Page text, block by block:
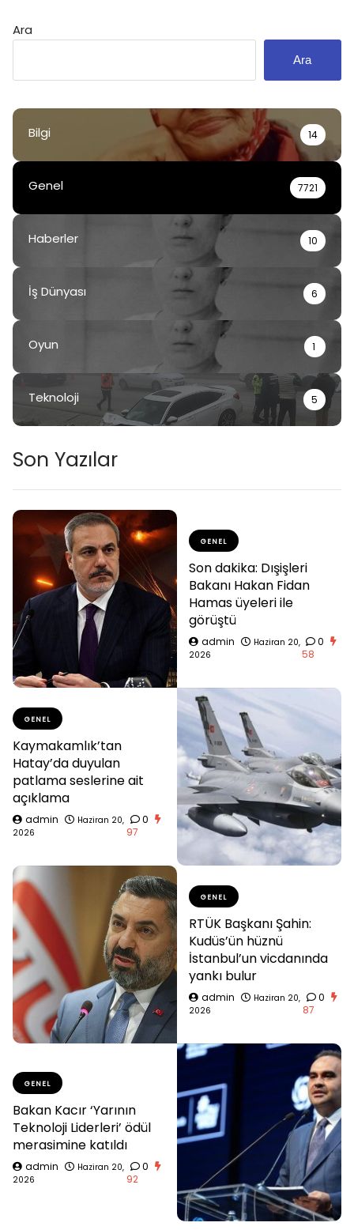
Ara
Ara
Bilgi 14
Genel 7721
Haberler 10
İş Dünyası 6
Oyun 1
Teknoloji 5
Son Yazılar
GENEL
Son dakika: Dışişleri
Bakanı Hakan Fidan
Hamas üyeleri ile
görüştü
admin
Haziran 20,
2026
0
58
GENEL
Kaymakamlık’tan
Hatay’da duyulan
patlama seslerine ait
açıklama
admin
Haziran 20,
2026
0
97
GENEL
RTÜK Başkanı Şahin:
Kudüs’ün hüznü
İstanbul’un vicdanında
yankı bulur
admin
Haziran 20,
2026
0
87
GENEL
Bakan Kacır ‘Yarının
Teknoloji Liderleri’ ödül
merasimine katıldı
admin
Haziran 20,
2026
0
92